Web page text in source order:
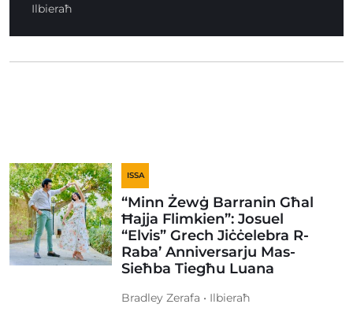
Ilbieraħ
ISSA
“Minn Żewġ Barranin Għal
Ħajja Flimkien”: Josuel
“Elvis” Grech Jiċċelebra R-
Raba’ Anniversarju Mas-
Sieħba Tiegħu Luana
Bradley Zerafa • Ilbieraħ